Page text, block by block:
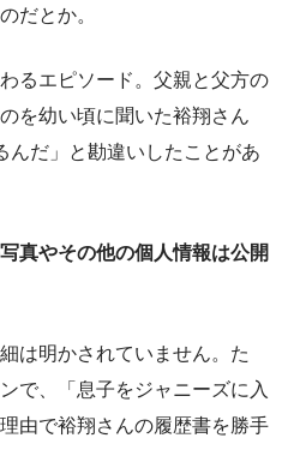
だとか。
るエピソード。父親と父方の
を幼い頃に聞いた裕翔さん
んだ」と勘違いしたことがあ
真やその他の個人情報は公開
は明かされていません。た
で、「息子をジャニーズに入
由で裕翔さんの履歴書を勝手